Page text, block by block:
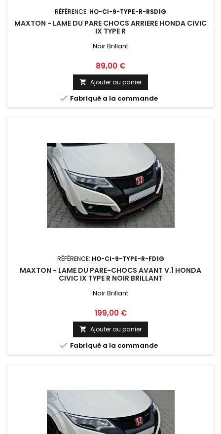
RÉFÉRENCE: HO-CI-9-TYPE-R-RSD1G
MAXTON - LAME DU PARE CHOCS ARRIERE HONDA CIVIC
IX TYPE R
Noir Brillant
Prix
89,00 €
 Ajouter au panier
 Fabriqué a la commande
RÉFÉRENCE: HO-CI-9-TYPE-R-FD1G
MAXTON - LAME DU PARE-CHOCS AVANT V.1 HONDA
CIVIC IX TYPE R NOIR BRILLANT
Noir Brillant
Prix
199,00 €
 Ajouter au panier
 Fabriqué a la commande